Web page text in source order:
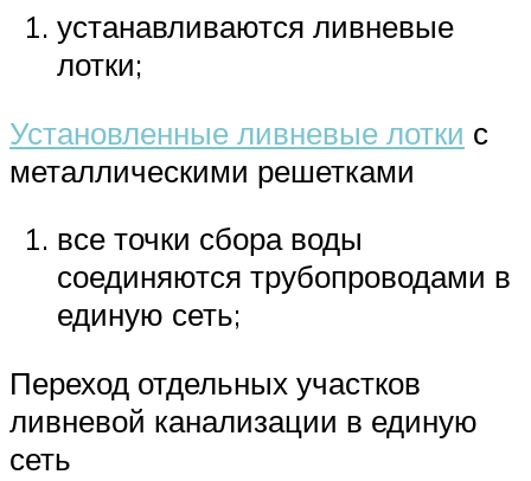
устанавливаются ливневые
лотки;
Установленные ливневые лотки с
металлическими решетками
все точки сбора воды
соединяются трубопроводами в
единую сеть;
Переход отдельных участков
ливневой канализации в единую
сеть